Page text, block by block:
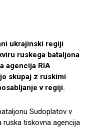
ukrajinski regiji
ruskega bataljona
agencija RIA
skupaj z ruskimi
v regiji.
Sudoplatov v
ruska tiskovna agencija